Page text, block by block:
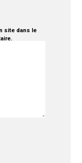
site dans le